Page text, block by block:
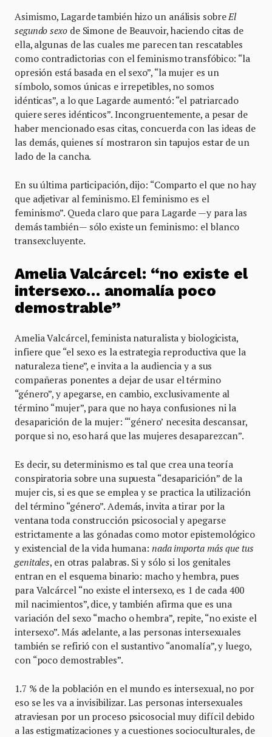
Asimismo, Lagarde también hizo un análisis sobreEl
segundo sexo de Simone de Beauvoir, haciendo citas de
ella, algunas de las cuales me parecen tan rescatables
como contradictorias con el feminismo transfóbico: “la
opresión está basada en el sexo”, “la mujer es un
símbolo, somos únicas e irrepetibles, no somos
idénticas”, a lo que Lagarde aumentó: “el patriarcado
quiere seres idénticos”. Incongruentemente, a pesar de
haber mencionado esas citas, concuerda con las ideas de
las demás, quienes sí mostraron sin tapujos estar de un
lado de la cancha.
En su última participación, dijo: “Comparto el que no hay
que adjetivar al feminismo. El feminismo es el
feminismo”. Queda claro que para Lagarde —y para las
demás también— sólo existe un feminismo: el blanco
transexcluyente.
Amelia Valcárcel: “no existe el
intersexo… anomalía poco
demostrable”
Amelia Valcárcel, feminista naturalista y biologicista,
infiere que “el sexo es la estrategia reproductiva que la
naturaleza tiene”, e invita a la audiencia y a sus
compañeras ponentes a dejar de usar el término
“género”, y apegarse, en cambio, exclusivamente al
término “mujer”, para que no haya confusiones ni la
desaparición de la mujer: “‘género’ necesita descansar,
porque si no, eso hará que las mujeres desaparezcan”.
Es decir, su determinismo es tal que crea una teoría
conspiratoria sobre una supuesta “desaparición” de la
mujer cis, si es que se emplea y se practica la utilización
del término “género”. Además, invita a tirar por la
ventana toda construcción psicosocial y apegarse
estrictamente a las gónadas como motor epistemológico
y existencial de la vida humana: nada importa más que tus
genitales, en otras palabras. Si y sólo si los genitales
entran en el esquema binario: macho y hembra, pues
para Valcárcel “no existe el intersexo, es 1 de cada 400
mil nacimientos”, dice, y también afirma que es una
variación del sexo “macho o hembra”, repite, “no existe el
intersexo”. Más adelante, a las personas intersexuales
también se refirió con el sustantivo “anomalía”, y luego,
con “poco demostrables”.
1.7 % de la población en el mundo es intersexual, no por
eso se les va a invisibilizar. Las personas intersexuales
atraviesan por un proceso psicosocial muy difícil debido
a las estigmatizaciones y a cuestiones socioculturales, de